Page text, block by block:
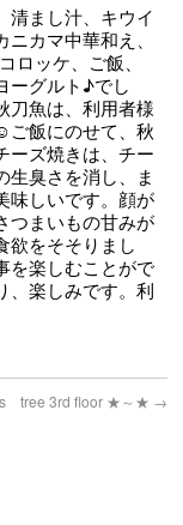
清まし汁、キウイ
カマ中華和え、
コロッケ、ご飯、
ーグルト♪でし
刀魚は、利用者様
ご飯にのせて、秋
ーズ焼きは、チー
生臭さを消し、ま
味しいです。顔が
つまいもの甘みが
欲をそそりまし
を楽しむことがで
、楽しみです。利
tree 3rd floor ★～★ →